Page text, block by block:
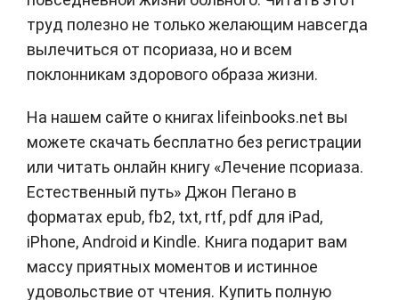
труд полезно не только желающим навсегда
вылечиться от псориаза, но и всем
поклонникам здорового образа жизни.
На нашем сайте о книгах lifeinbooks.net вы
можете скачать бесплатно без регистрации
или читать онлайн книгу «Лечение псориаза.
Естественный путь» Джон Пегано в
форматах epub, fb2, txt, rtf, pdf для iPad,
iPhone, Android и Kindle. Книга подарит вам
массу приятных моментов и истинное
удовольствие от чтения. Купить полную